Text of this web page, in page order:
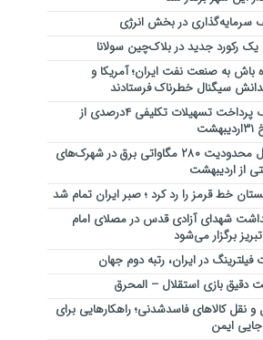
در بخش انرژی
رکورد جدید در بلاک‌چین سولانا
باش به صنعت نفت ایران؛ آمریکا و
سیگنال خطرناک فرستادند
توقف پرداخت تسهیلات تکلیفی ۴درصدی از
اعمال محدودیت ۲۸۰ مگاواتی برق در شهرک‌های
از اردیبهشت‌
خط قرمز را رد کرد ؛ صبر ایران تمام شد
شهدای آزادی قدس در مصلای امام
برگزار می‌شود
در ایران، رتبه دوم جهان
دقیق بازی استقلال – المحرق
نقل کالاهای فاسدشدنی؛ راهکارهایی برای
ایمن